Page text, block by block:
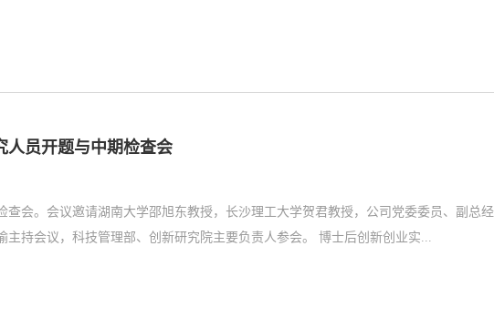
人员开题与中期检查会
会。会议邀请湖南大学邵旭东教授，长沙理工大学贺君教授，公司党委委员、副总
彭立作为评审专家组。公司党委委员、副总经理、总工程师李瑜主持会议，科技管理部、创新研究院主要负责人参会。 博士后创新创业实...